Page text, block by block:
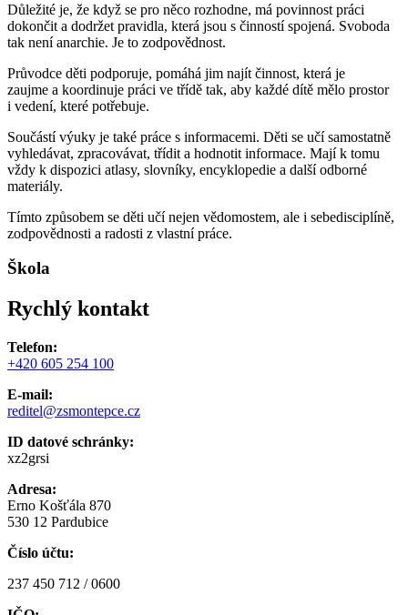
Důležité je, že když se pro něco rozhodne, má povinnost práci
dokončit a dodržet pravidla, která jsou s činností spojená. Svoboda
tak není anarchie. Je to zodpovědnost.
Průvodce děti podporuje, pomáhá jim najít činnost, která je
zaujme a koordinuje práci ve třídě tak, aby každé dítě mělo prostor
i vedení, které potřebuje.
Součástí výuky je také práce s informacemi. Děti se učí samostatně
vyhledávat, zpracovávat, třídit a hodnotit informace. Mají k tomu
vždy k dispozici atlasy, slovníky, encyklopedie a další odborné
materiály.
Tímto způsobem se děti učí nejen vědomostem, ale i sebedisciplíně,
zodpovědnosti a radosti z vlastní práce.
Škola
Rychlý kontakt
Telefon:
+420 605 254 100
E-mail:
reditel@zsmontepce.cz
ID datové schránky:
xz2grsi
Adresa:
Erno Košťála 870
530 12 Pardubice
Číslo účtu:
237 450 712 / 0600